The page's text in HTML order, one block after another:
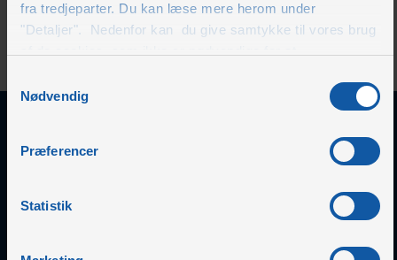
fra tredjeparter. Du kan læse mere herom under
"Detaljer". Nedenfor kan du give samtykke til vores brug
indebærer, at der kan placeres cookies, og at Carl Ras
Byg som dataansvarlig kan behandle personoplysninger
til de formål, der er angivet nedenfor. Du kan til enhver tid
ændre eller trække dit samtykke tilbage
information om blokering og sletning af cookies.
Statistikcookies Carl Ras Byg anvender statistikcookies
Nødvendig
Præferencer
Statistik